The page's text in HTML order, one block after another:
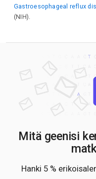
Gastroesophageal reflux
(NIH).
Mitä geenisi
Hanki 5 %